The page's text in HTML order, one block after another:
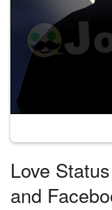
Love
and